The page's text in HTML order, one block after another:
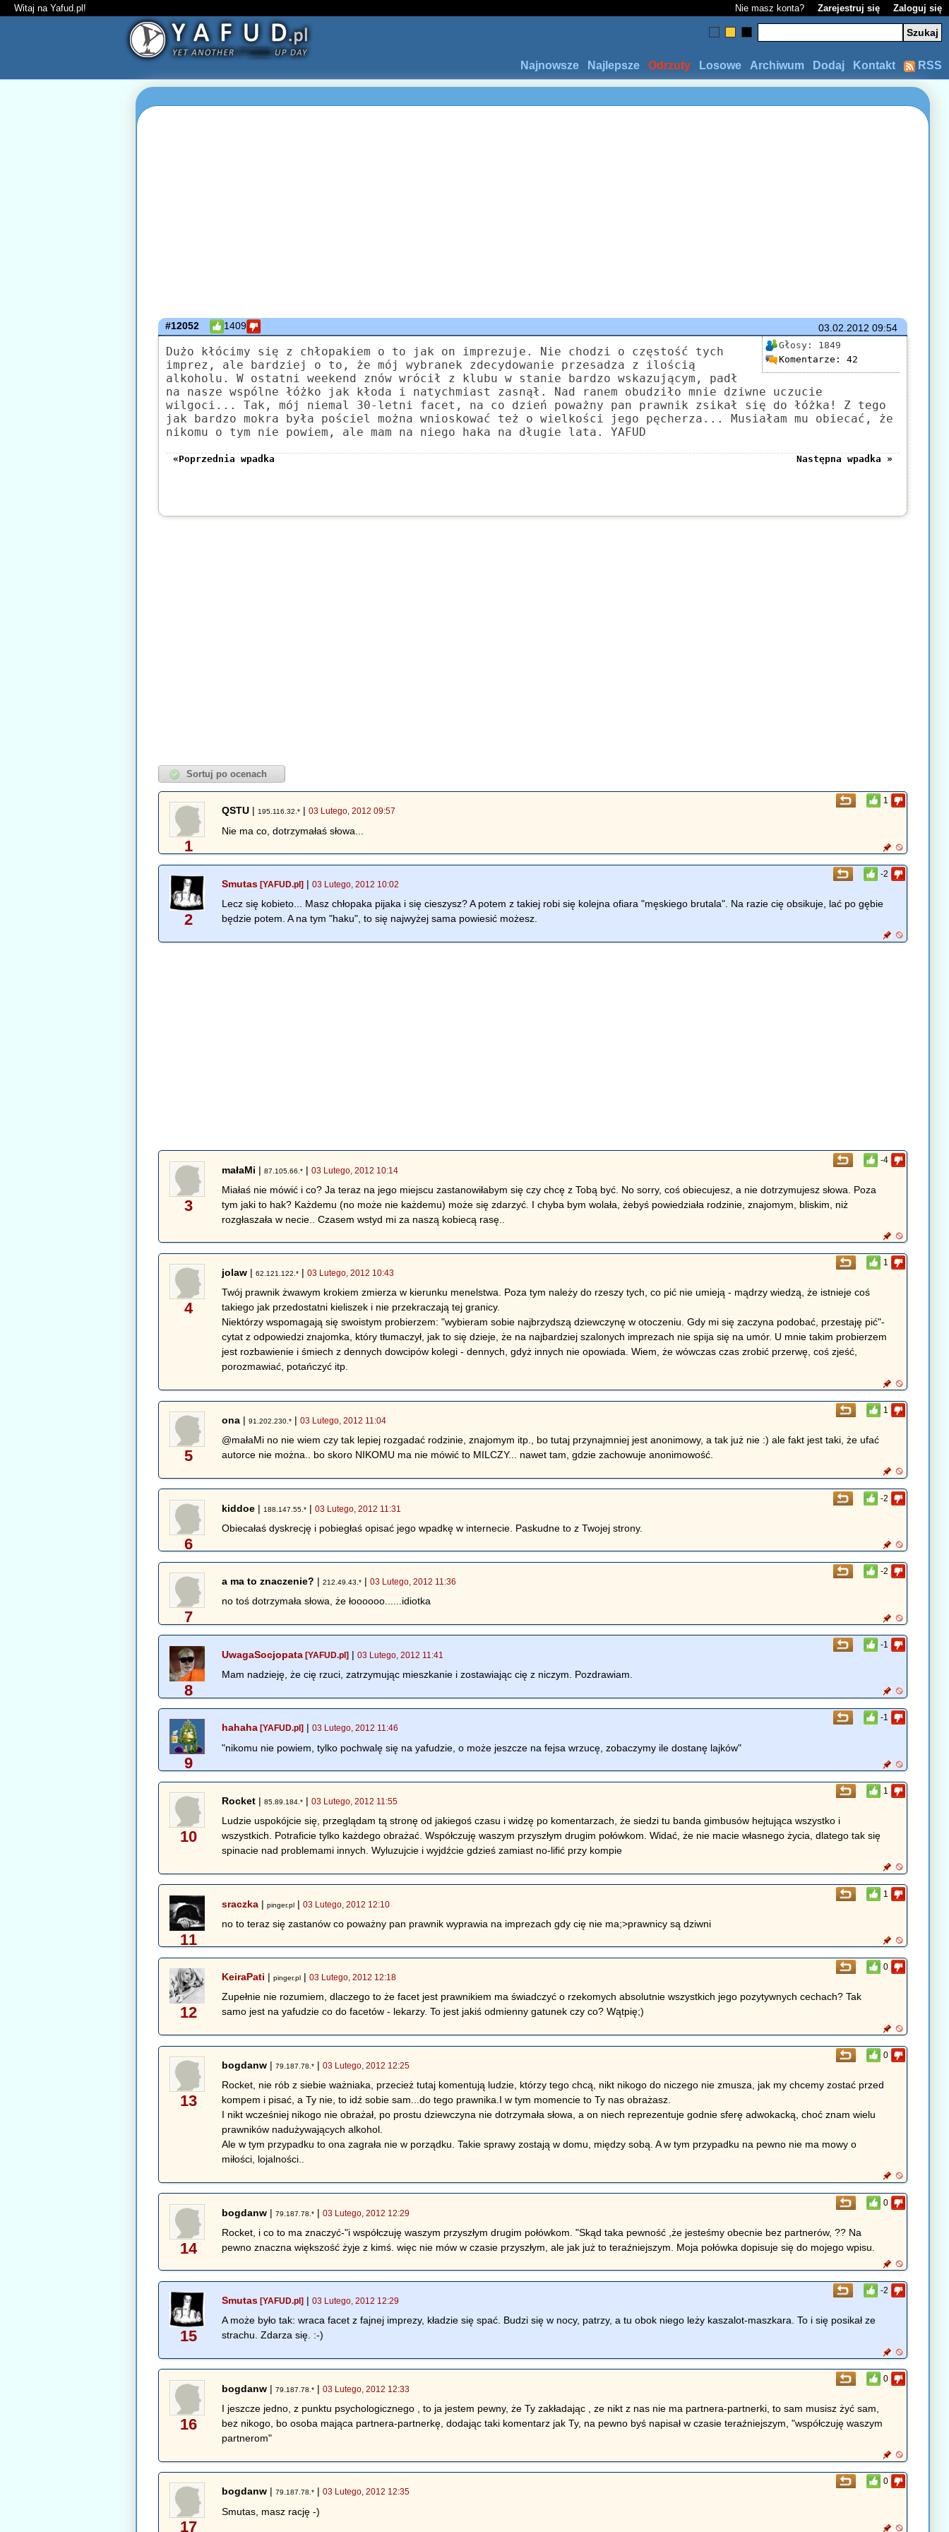
Witaj na Yafud.pl! Nie masz konta? Zarejestruj się Zaloguj się
RSS
Kontakt
Dodaj
Archiwum
Losowe
Odrzuty
Najlepsze
Najnowsze
03.02.2012 09:54
#12052 1409
Głosy: 1849
Komentarze: 42
Dużo kłócimy się z chłopakiem o to jak on imprezuje. Nie chodzi o częstość tych
imprez, ale bardziej o to, że mój wybranek zdecydowanie przesadza z ilością
alkoholu. W ostatni weekend znów wrócił z klubu w stanie bardzo wskazującym, padł
na nasze wspólne łóżko jak kłoda i natychmiast zasnął. Nad ranem obudziło mnie dziwne uczucie
wilgoci... Tak, mój niemal 30-letni facet, na co dzień poważny pan prawnik zsikał się do łóżka! Z tego
jak bardzo mokra była pościel można wnioskować też o wielkości jego pęcherza... Musiałam mu obiecać, że
nikomu o tym nie powiem, ale mam na niego haka na długie lata. YAFUD
«Poprzednia wpadka Następna wpadka »
1
1
QSTU |195.116.32.* |03 Lutego, 2012 09:57
Nie ma co, dotrzymałaś słowa...
-2
2
Smutas [YAFUD.pl] |03 Lutego, 2012 10:02
Lecz się kobieto... Masz chłopaka pijaka i się cieszysz? A potem z takiej robi się kolejna ofiara "męskiego brutala". Na razie cię obsikuje, lać po gębie
będzie potem. A na tym "haku", to się najwyżej sama powiesić możesz.
-4
3
małaMi |87.105.66.* |03 Lutego, 2012 10:14
Miałaś nie mówić i co? Ja teraz na jego miejscu zastanowiłabym się czy chcę z Tobą być. No sorry, coś obiecujesz, a nie dotrzymujesz słowa. Poza
tym jaki to hak? Każdemu (no może nie każdemu) może się zdarzyć. I chyba bym wolała, żebyś powiedziała rodzinie, znajomym, bliskim, niż
rozgłaszała w necie.. Czasem wstyd mi za naszą kobiecą rasę..
1
4
jolaw |62.121.122.* |03 Lutego, 2012 10:43
Twój prawnik żwawym krokiem zmierza w kierunku menelstwa. Poza tym należy do rzeszy tych, co pić nie umieją - mądrzy wiedzą, że istnieje coś
takiego jak przedostatni kieliszek i nie przekraczają tej granicy.
Niektórzy wspomagają się swoistym probierzem: "wybieram sobie najbrzydszą dziewczynę w otoczeniu. Gdy mi się zaczyna podobać, przestaję pić"-
cytat z odpowiedzi znajomka, który tłumaczył, jak to się dzieje, że na najbardziej szalonych imprezach nie spija się na umór. U mnie takim probierzem
jest rozbawienie i śmiech z dennych dowcipów kolegi - dennych, gdyż innych nie opowiada. Wiem, że wówczas czas zrobić przerwę, coś zjeść,
porozmawiać, potańczyć itp.
1
5
ona |91.202.230.* |03 Lutego, 2012 11:04
@małaMi no nie wiem czy tak lepiej rozgadać rodzinie, znajomym itp., bo tutaj przynajmniej jest anonimowy, a tak już nie :) ale fakt jest taki, że ufać
autorce nie można.. bo skoro NIKOMU ma nie mówić to MILCZY... nawet tam, gdzie zachowuje anonimowość.
-2
6
kiddoe | 188.147.55.* |03 Lutego, 2012 11:31
Obiecałaś dyskrecję i pobiegłaś opisać jego wpadkę w internecie. Paskudne to z Twojej strony.
-2
7
a ma to znaczenie? |212.49.43.* |03 Lutego, 2012 11:36
no toś dotrzymała słowa, że łoooooo......idiotka
-1
8
UwagaSocjopata [YAFUD.pl] |03 Lutego, 2012 11:41
Mam nadzieję, że cię rzuci, zatrzymując mieszkanie i zostawiając cię z niczym. Pozdrawiam.
-1
9
hahaha [YAFUD.pl] |03 Lutego, 2012 11:46
"nikomu nie powiem, tylko pochwalę się na yafudzie, o może jeszcze na fejsa wrzucę, zobaczymy ile dostanę lajków"
1
10
Rocket |85.89.184.* |03 Lutego, 2012 11:55
Ludzie uspokójcie się, przeglądam tą stronę od jakiegoś czasu i widzę po komentarzach, że siedzi tu banda gimbusów hejtująca wszystko i
wszystkich. Potraficie tylko każdego obrażać. Współczuję waszym przyszłym drugim połówkom. Widać, że nie macie własnego życia, dlatego tak się
spinacie nad problemami innych. Wyluzujcie i wyjdźcie gdzieś zamiast no-lifić przy kompie
1
11
sraczka |pinger.pl |03 Lutego, 2012 12:10
no to teraz się zastanów co poważny pan prawnik wyprawia na imprezach gdy cię nie ma;>prawnicy są dziwni
0
12
KeiraPati |pinger.pl |03 Lutego, 2012 12:18
Zupełnie nie rozumiem, dlaczego to że facet jest prawnikiem ma świadczyć o rzekomych absolutnie wszystkich jego pozytywnych cechach? Tak
samo jest na yafudzie co do facetów - lekarzy. To jest jakiś odmienny gatunek czy co? Wątpię;)
0
13
bogdanw |79.187.78.* |03 Lutego, 2012 12:25
Rocket, nie rób z siebie ważniaka, przecież tutaj komentują ludzie, którzy tego chcą, nikt nikogo do niczego nie zmusza, jak my chcemy zostać przed
kompem i pisać, a Ty nie, to idź sobie sam...do tego prawnika.I w tym momencie to Ty nas obrażasz.
I nikt wcześniej nikogo nie obrażał, po prostu dziewczyna nie dotrzymała słowa, a on niech reprezentuje godnie sferę adwokacką, choć znam wielu
prawników nadużywających alkohol.
Ale w tym przypadku to ona zagrała nie w porządku. Takie sprawy zostają w domu, między sobą. A w tym przypadku na pewno nie ma mowy o
miłości, lojalności..
0
14
bogdanw |79.187.78.* |03 Lutego, 2012 12:29
Rocket, i co to ma znaczyć-"i współczuję waszym przyszłym drugim połówkom. "Skąd taka pewność ,że jesteśmy obecnie bez partnerów, ?? Na
pewno znaczna większość żyje z kimś. więc nie mów w czasie przyszłym, ale jak już to teraźniejszym. Moja połówka dopisuje się do mojego wpisu.
-2
15
Smutas [YAFUD.pl] |03 Lutego, 2012 12:29
A może było tak: wraca facet z fajnej imprezy, kładzie się spać. Budzi się w nocy, patrzy, a tu obok niego leży kaszalot-maszkara. To i się posikał ze
strachu. Zdarza się. :-)
0
16
bogdanw |79.187.78.* |03 Lutego, 2012 12:33
I jeszcze jedno, z punktu psychologicznego , to ja jestem pewny, że Ty zakładając , ze nikt z nas nie ma partnera-partnerki, to sam musisz żyć sam,
bez nikogo, bo osoba mająca partnera-partnerkę, dodając taki komentarz jak Ty, na pewno byś napisał w czasie teraźniejszym, "współczuję waszym
partnerom"
0
17
bogdanw |79.187.78.* |03 Lutego, 2012 12:35
Smutas, masz rację -)